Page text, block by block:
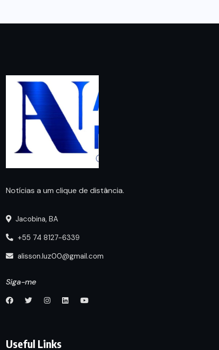
Notícias a um clique de distância.
Jacobina, BA
+55 74 8127-6339
alisson.luz00@gmail.com
Siga-me
Useful Links